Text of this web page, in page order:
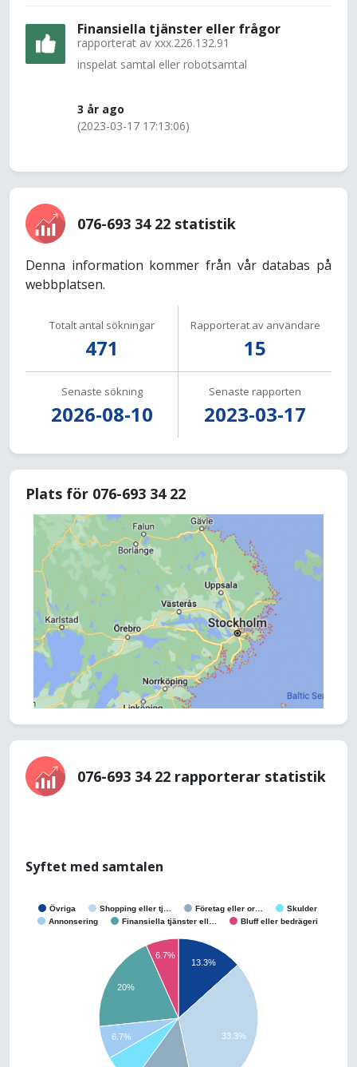
Finansiella tjänster eller frågor
rapporterat av xxx.226.132.91
inspelat samtal eller robotsamtal
3 år ago
(2023-03-17 17:13:06)
076-693 34 22 statistik
Denna information kommer från vår databas på
webbplatsen.
Totalt antal sökningar
471
Rapporterat av användare
15
Senaste sökning
2026-08-10
Senaste rapporten
2023-03-17
Plats för 076-693 34 22
076-693 34 22 rapporterar statistik
Syftet med samtalen
Övriga Shopping eller tj… Företag eller or…
Skulder
Annonsering
Finansiella tjänster ell… Bluff eller bedrägeri
13.3%
33.3%
6.7%
20%
6.7%